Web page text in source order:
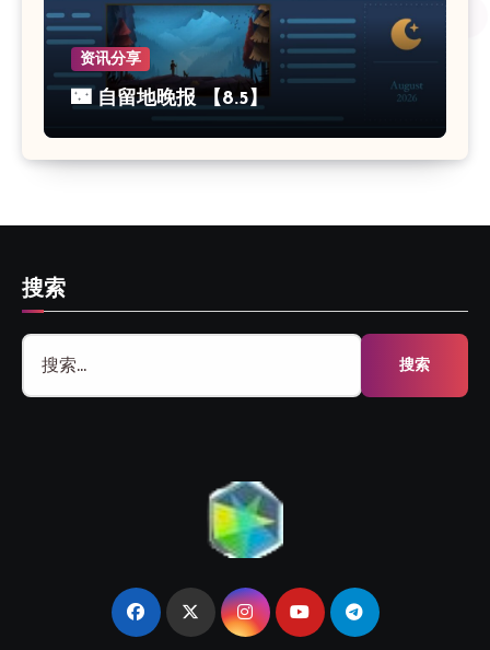
资讯分享
🌃 自留地晚报 【8.5】
搜索
搜
索：